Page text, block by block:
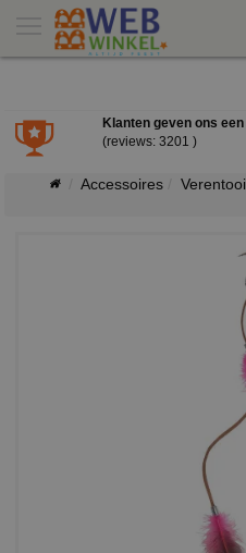
Klanten geven ons een
(reviews: 3201 )
Accessoires Verentooi